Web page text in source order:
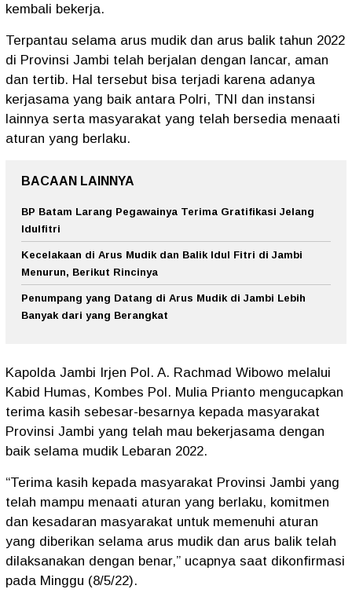
kembali bekerja.
Terpantau selama arus mudik dan arus balik tahun 2022
di Provinsi Jambi telah berjalan dengan lancar, aman
dan tertib. Hal tersebut bisa terjadi karena adanya
kerjasama yang baik antara Polri, TNI dan instansi
lainnya serta masyarakat yang telah bersedia menaati
aturan yang berlaku.
BACAAN LAINNYA
BP Batam Larang Pegawainya Terima Gratifikasi Jelang
Idulfitri
Kecelakaan di Arus Mudik dan Balik Idul Fitri di Jambi
Menurun, Berikut Rincinya
Penumpang yang Datang di Arus Mudik di Jambi Lebih
Banyak dari yang Berangkat
Kapolda Jambi Irjen Pol. A. Rachmad Wibowo melalui
Kabid Humas, Kombes Pol. Mulia Prianto mengucapkan
terima kasih sebesar-besarnya kepada masyarakat
Provinsi Jambi yang telah mau bekerjasama dengan
baik selama mudik Lebaran 2022.
“Terima kasih kepada masyarakat Provinsi Jambi yang
telah mampu menaati aturan yang berlaku, komitmen
dan kesadaran masyarakat untuk memenuhi aturan
yang diberikan selama arus mudik dan arus balik telah
dilaksanakan dengan benar,” ucapnya saat dikonfirmasi
pada Minggu (8/5/22).